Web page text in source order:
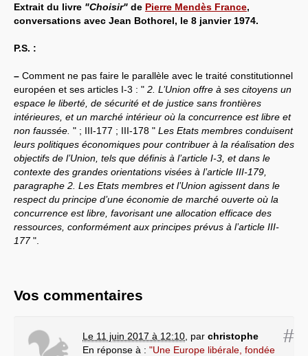
Extrait du livre "Choisir" de Pierre Mendès France,
conversations avec Jean Bothorel, le 8 janvier 1974.
P.S. :
– Comment ne pas faire le parallèle avec le traité constitutionnel
européen et ses articles I-3 : " 2. L’Union offre à ses citoyens un
espace le liberté, de sécurité et de justice sans frontières
intérieures, et un marché intérieur où la concurrence est libre et
non faussée. " ; III-177 ; III-178 " Les Etats membres conduisent
leurs politiques économiques pour contribuer à la réalisation des
objectifs de l’Union, tels que définis à l’article I-3, et dans le
contexte des grandes orientations visées à l’article III-179,
paragraphe 2. Les Etats membres et l’Union agissent dans le
respect du principe d’une économie de marché ouverte où la
concurrence est libre, favorisant une allocation efficace des
ressources, conformément aux principes prévus à l’article III-
177".
Vos commentaires
#
Le 11 juin 2017 à 12:10 par christophe
En réponse à : "Une Europe libérale, fondée